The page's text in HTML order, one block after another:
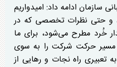
سازمان ادامه داد: امیدواریم
و حتی نظرات تخصصی که در
خُرد مطرح می‌شود، برای ما
مسیر حرکت شرکت را به سوی
تعبیری راه نجات و رهایی از